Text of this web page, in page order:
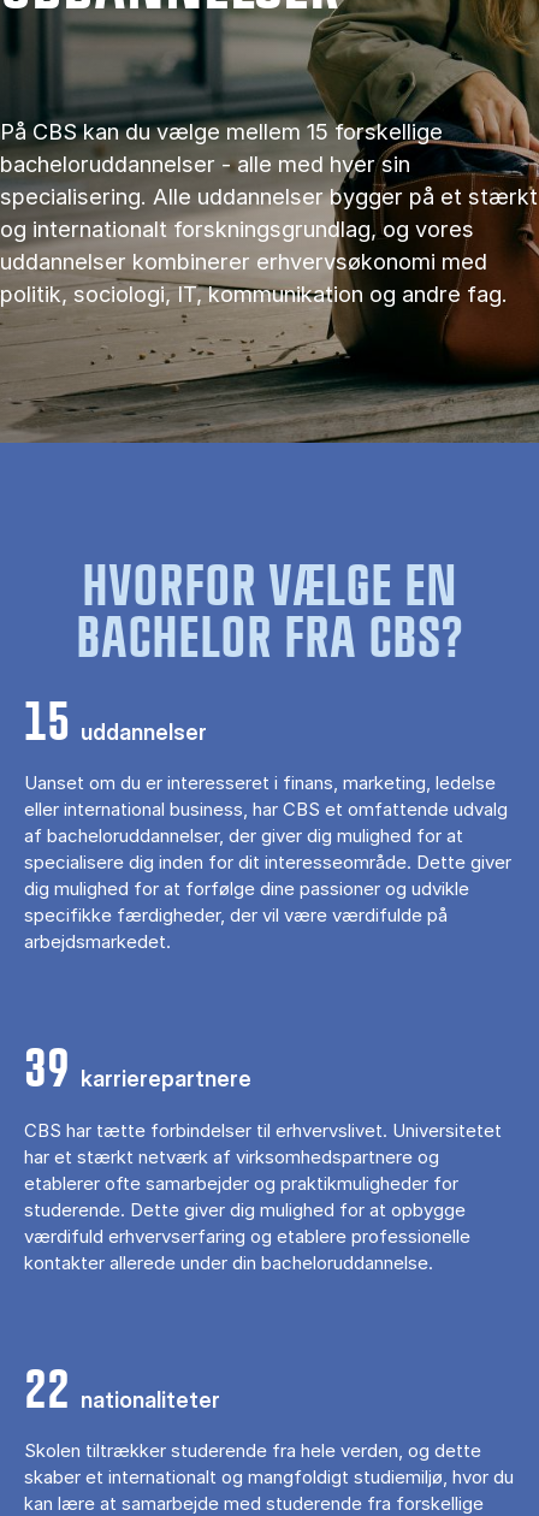
På CBS kan du vælge mellem 15 forskellige
bacheloruddannelser - alle med hver sin
specialisering. Alle uddannelser bygger på et stærkt
og internationalt forskningsgrundlag, og vores
uddannelser kombinerer erhvervsøkonomi med
politik, sociologi, IT, kommunikation og andre fag.
HVORFOR VÆLGE EN
BACHELOR FRA CBS?
15 uddannelser
Uanset om du er interesseret i finans, marketing, ledelse
eller international business, har CBS et omfattende udvalg
af bacheloruddannelser, der giver dig mulighed for at
specialisere dig inden for dit interesseområde. Dette giver
dig mulighed for at forfølge dine passioner og udvikle
specifikke færdigheder, der vil være værdifulde på
arbejdsmarkedet.
39 karrierepartnere
CBS har tætte forbindelser til erhvervslivet. Universitetet
har et stærkt netværk af virksomhedspartnere og
etablerer ofte samarbejder og praktikmuligheder for
studerende. Dette giver dig mulighed for at opbygge
værdifuld erhvervserfaring og etablere professionelle
kontakter allerede under din bacheloruddannelse.
22 nationaliteter
Skolen tiltrækker studerende fra hele verden, og dette
skaber et internationalt og mangfoldigt studiemiljø, hvor du
kan lære at samarbejde med studerende fra forskellige